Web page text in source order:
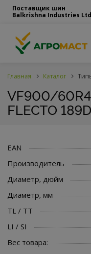
Поставщик шин
Balkrishna Industries
Главная Каталог
VF900/
FLECTO
EAN
Производитель
Диаметр, дюйм
Диаметр, мм
TL / TT
LI / SI
Вес товара: